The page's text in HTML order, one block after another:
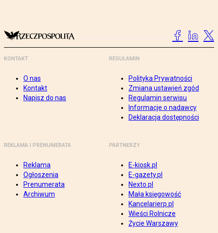
KONTAKT
O nas
Kontakt
Napisz do nas
REGULAMIN
Polityka Prywatności
Zmiana ustawień zgód
Regulamin serwisu
Informacje o nadawcy
Deklaracja dostępności
REKLAMA I PRENUMERATA
Reklama
Ogłoszenia
Prenumerata
Archiwum
PARTNERZY
E-kiosk.pl
E-gazety.pl
Nexto.pl
Mała księgowość
Kancelarierp.pl
Wieści Rolnicze
Życie Warszawy